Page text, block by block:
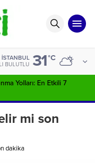
İSTANBUL
BULUTLU 31°C
Yolları: En Etkili 7
mi son
dakika